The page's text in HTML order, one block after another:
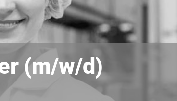
(m/w/d)